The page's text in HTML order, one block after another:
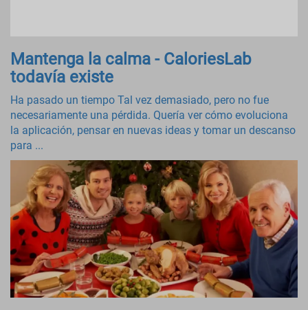
Mantenga la calma - CaloriesLab
todavía existe
Ha pasado un tiempo Tal vez demasiado, pero no fue
necesariamente una pérdida. Quería ver cómo evoluciona
la aplicación, pensar en nuevas ideas y tomar un descanso
para ...